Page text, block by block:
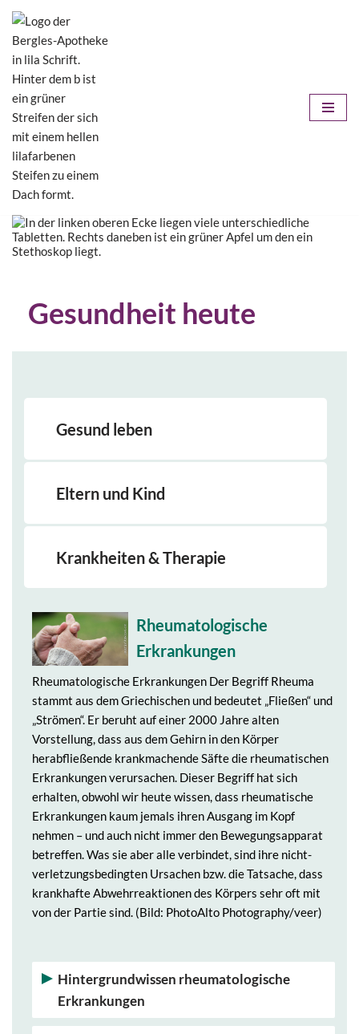
Zum
Inhalt
springen
Gesundheit heute
Gesund leben
Eltern und Kind
Krankheiten & Therapie
Rheumatologische
Erkrankungen
Rheumatologische Erkrankungen Der Begriff Rheuma
stammt aus dem Griechischen und bedeutet „Fließen“ und
„Strömen“. Er beruht auf einer 2000 Jahre alten
Vorstellung, dass aus dem Gehirn in den Körper
herabfließende krankmachende Säfte die rheumatischen
Erkrankungen verursachen. Dieser Begriff hat sich
erhalten, obwohl wir heute wissen, dass rheumatische
Erkrankungen kaum jemals ihren Ausgang im Kopf
nehmen – und auch nicht immer den Bewegungsapparat
betreffen. Was sie aber alle verbindet, sind ihre nicht-
verletzungsbedingten Ursachen bzw. die Tatsache, dass
krankhafte Abwehrreaktionen des Körpers sehr oft mit
von der Partie sind. (Bild: PhotoAlto Photography/veer)
Hintergrundwissen rheumatologische
Erkrankungen